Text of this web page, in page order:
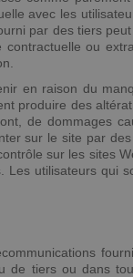
avec les
par des tiers
ou
en raison du
produire des
de dommages
sur le site par
sur les sites
utilisateurs qui
de tiers ou dans